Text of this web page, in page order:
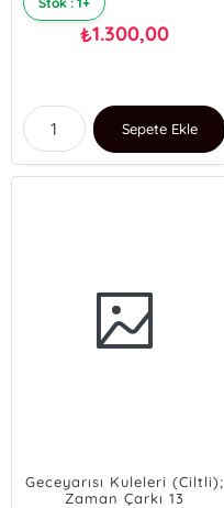
₺1.300,00
Sepete Ekle
Geceyarısı Kuleleri (Ciltli);
Zaman Çarkı 13